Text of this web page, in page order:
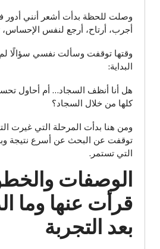
وصلت للحظة بدأت أشعر أنني أدور
أجرب، أرتاح، أرجع لنفس الإحساس،
وقتها توقفت وسألت نفسي سؤالًا
البداية:
هل أنا أنظف السجاد… أم أحاول
كلها من خلال السجاد؟
ومن هنا بدأت المرحلة التي غيرت
توقفت عن البحث عن أسرع نتيجة
التي تستمر.
الوصفات
قرأت عنها وما
بعد التجربة